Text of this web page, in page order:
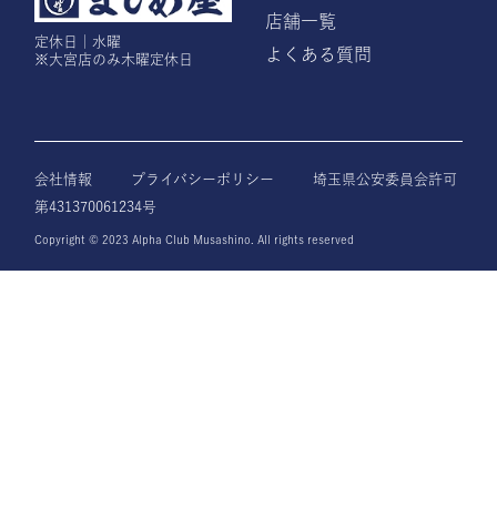
定休日｜水曜
※大宮店のみ木曜定休日
店舗一覧
よくある質問
会社情報 プライバシーポリシー
埼玉県公安委員会許可
第431370061234号
Copyright © 2023 Alpha Club Musashino. All rights reserved